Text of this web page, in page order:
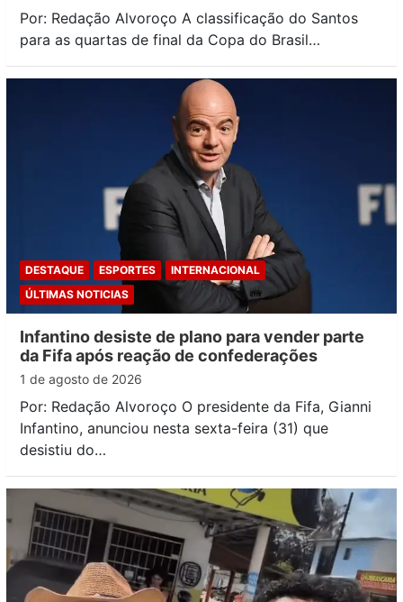
Por: Redação Alvoroço A classificação do Santos
para as quartas de final da Copa do Brasil…
DESTAQUE ESPORTES
INTERNACIONAL
ÚLTIMAS NOTICIAS
Infantino desiste de plano para vender parte
da Fifa após reação de confederações
1 de agosto de 2026
Por: Redação Alvoroço O presidente da Fifa, Gianni
Infantino, anunciou nesta sexta-feira (31) que
desistiu do…